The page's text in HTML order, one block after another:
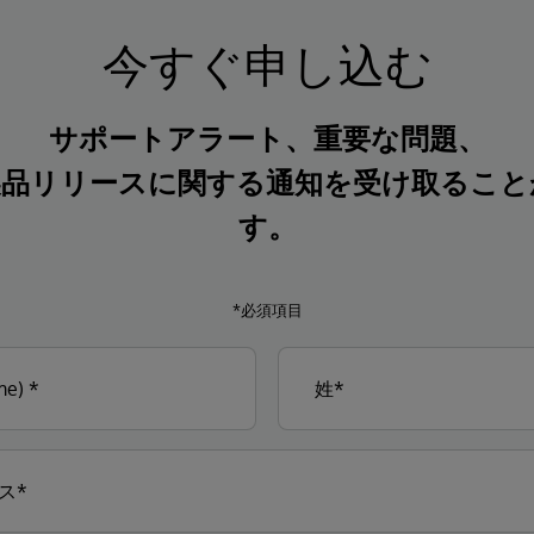
今すぐ申し込む
サポートアラート、重要な問題、
リリースに関する通知を受け取るこ
す。
*必須項目